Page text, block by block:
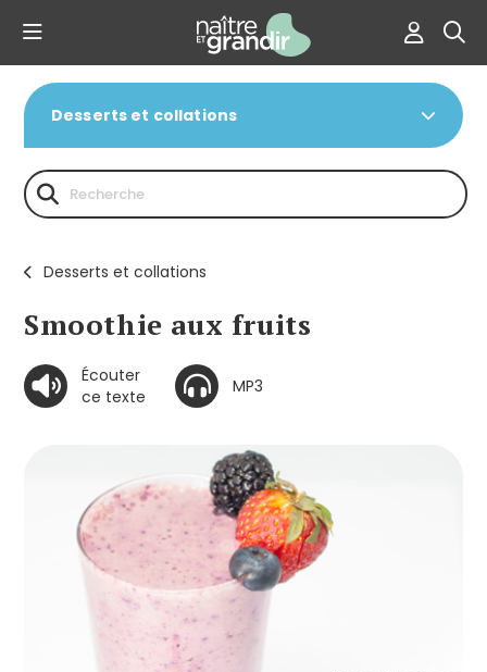
Desserts et collations
Smoothie aux fruits
Écouter
ce texte
MP3
Desserts et collations